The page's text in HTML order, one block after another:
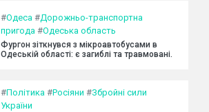
#Одеса #Дорожньо-транспортна
пригода #Одеська область
Фургон зіткнувся з мікроавтобусами в
Одеській області: є загиблі та травмовані.
#Політика #Росіяни #Збройні сили
України